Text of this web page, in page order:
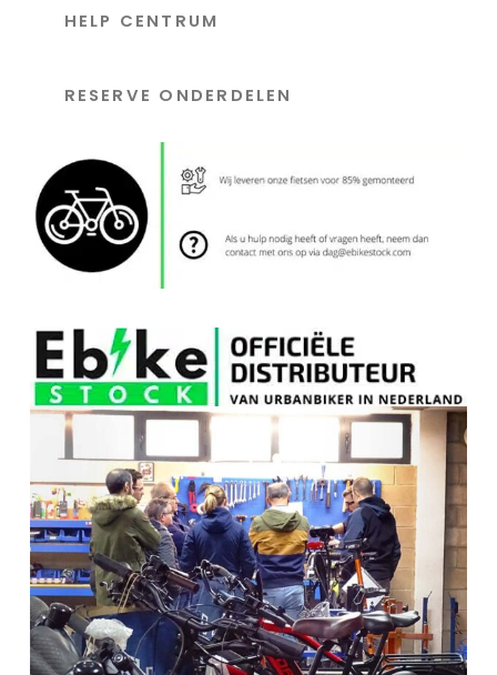
HELP CENTRUM
RESERVE ONDERDELEN